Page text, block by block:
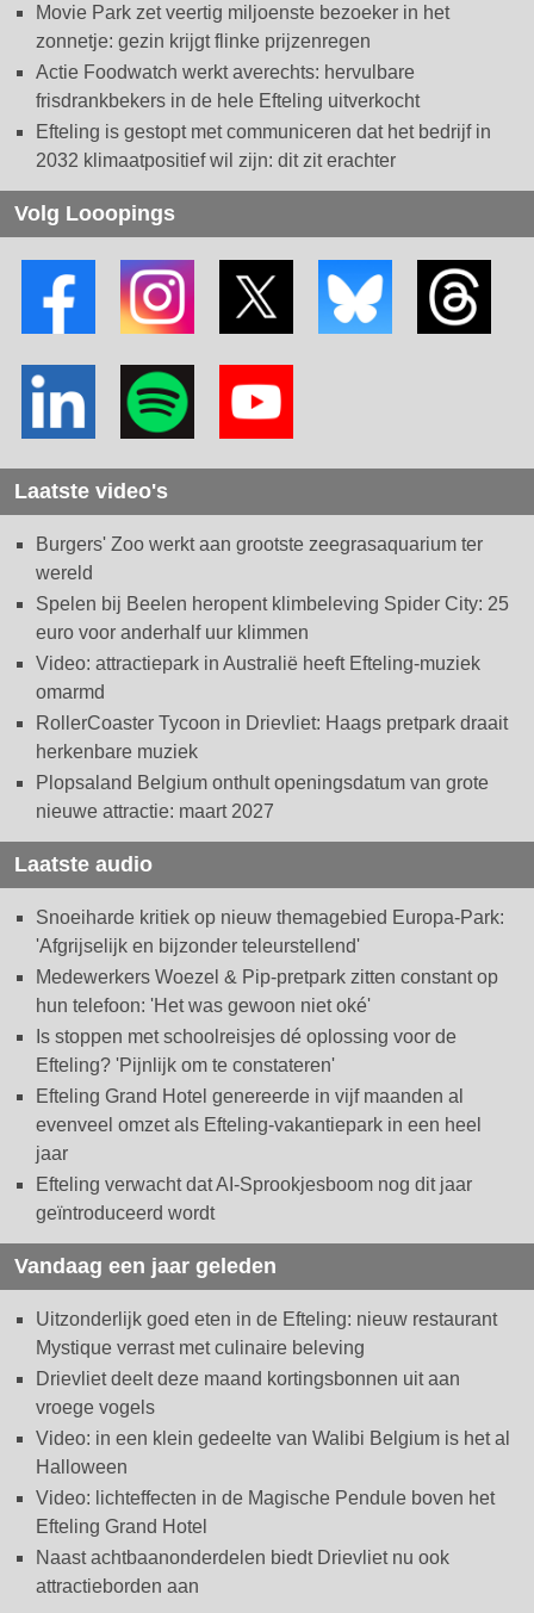
Movie Park zet veertig miljoenste bezoeker in het
zonnetje: gezin krijgt flinke prijzenregen
Actie Foodwatch werkt averechts: hervulbare
frisdrankbekers in de hele Efteling uitverkocht
Efteling is gestopt met communiceren dat het bedrijf in
2032 klimaatpositief wil zijn: dit zit erachter
Volg Looopings
Laatste video's
Burgers' Zoo werkt aan grootste zeegrasaquarium ter
wereld
Spelen bij Beelen heropent klimbeleving Spider City: 25
euro voor anderhalf uur klimmen
Video: attractiepark in Australië heeft Efteling-muziek
omarmd
RollerCoaster Tycoon in Drievliet: Haags pretpark draait
herkenbare muziek
Plopsaland Belgium onthult openingsdatum van grote
nieuwe attractie: maart 2027
Laatste audio
Snoeiharde kritiek op nieuw themagebied Europa-Park:
'Afgrijselijk en bijzonder teleurstellend'
Medewerkers Woezel & Pip-pretpark zitten constant op
hun telefoon: 'Het was gewoon niet oké'
Is stoppen met schoolreisjes dé oplossing voor de
Efteling? 'Pijnlijk om te constateren'
Efteling Grand Hotel genereerde in vijf maanden al
evenveel omzet als Efteling-vakantiepark in een heel
jaar
Efteling verwacht dat AI-Sprookjesboom nog dit jaar
geïntroduceerd wordt
Vandaag een jaar geleden
Uitzonderlijk goed eten in de Efteling: nieuw restaurant
Mystique verrast met culinaire beleving
Drievliet deelt deze maand kortingsbonnen uit aan
vroege vogels
Video: in een klein gedeelte van Walibi Belgium is het al
Halloween
Video: lichteffecten in de Magische Pendule boven het
Efteling Grand Hotel
Naast achtbaanonderdelen biedt Drievliet nu ook
attractieborden aan